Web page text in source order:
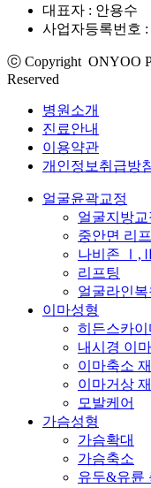
대표자 : 안용수
사업자등록번호 :
ⓒ Copyright ONYOO
Reserved
병원소개
진료안내
이용약관
개인정보취급방
Close
얼굴윤곽교정
얼굴지방교
중안면 리
나비존
리프팅
얼굴라인복
이마성형
히든스카이
내시경 이
이마축소
이마거상
모발케어
가슴성형
가슴확대
가슴축소
유두&유륜